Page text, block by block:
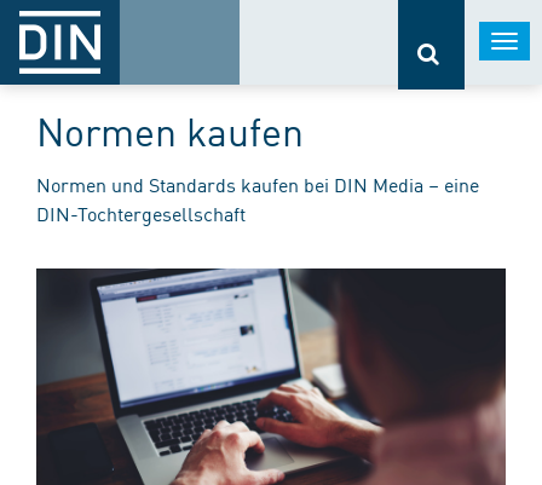
Normen kaufen
Normen und Standards kaufen bei DIN Media – eine
DIN-Tochtergesellschaft